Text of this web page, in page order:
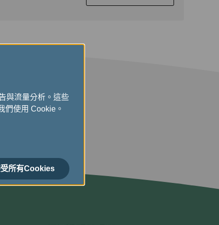
與流量分析。這些
們使用 Cookie。
所有Cookies